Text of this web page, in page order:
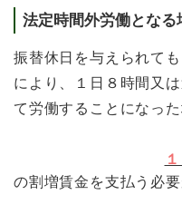
法定時間外労働となる
振替休日を与えられて
により、１日８時間又
て労働することになっ
の割増賃金を支払う必要